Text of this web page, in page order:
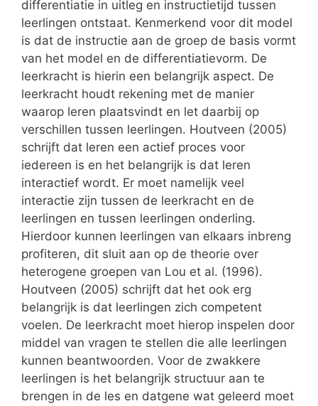
differentiatie in uitleg en instructietijd tussen
leerlingen ontstaat. Kenmerkend voor dit model
is dat de instructie aan de groep de basis vormt
van het model en de differentiatievorm. De
leerkracht is hierin een belangrijk aspect. De
leerkracht houdt rekening met de manier
waarop leren plaatsvindt en let daarbij op
verschillen tussen leerlingen. Houtveen (2005)
schrijft dat leren een actief proces voor
iedereen is en het belangrijk is dat leren
interactief wordt. Er moet namelijk veel
interactie zijn tussen de leerkracht en de
leerlingen en tussen leerlingen onderling.
Hierdoor kunnen leerlingen van elkaars inbreng
profiteren, dit sluit aan op de theorie over
heterogene groepen van Lou et al. (1996).
Houtveen (2005) schrijft dat het ook erg
belangrijk is dat leerlingen zich competent
voelen. De leerkracht moet hierop inspelen door
middel van vragen te stellen die alle leerlingen
kunnen beantwoorden. Voor de zwakkere
leerlingen is het belangrijk structuur aan te
brengen in de les en datgene wat geleerd moet